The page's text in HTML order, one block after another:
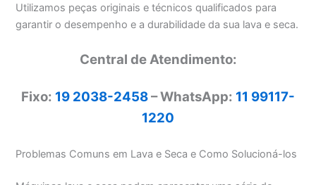
Utilizamos peças originais e técnicos qualificados para
garantir o desempenho e a durabilidade da sua lava e seca.
Central de Atendimento:
Fixo: 19 2038-2458– WhatsApp: 11 99117-
1220
Problemas Comuns em Lava e Seca e Como Solucioná-los